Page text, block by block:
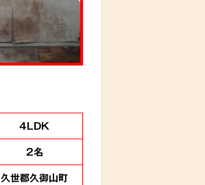
4LDK
2名
久世郡久御山町